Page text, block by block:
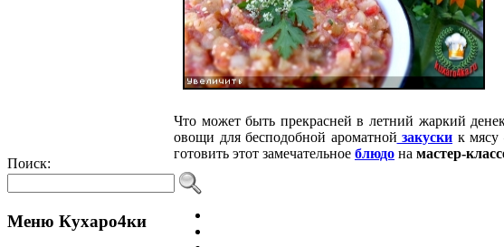
Поиск:
Меню Кухаро4ки
Что может быть прекрасней в летний жаркий
овощи для бесподобной ароматной закуски к
готовить этот замечательное блюдо на мастер-